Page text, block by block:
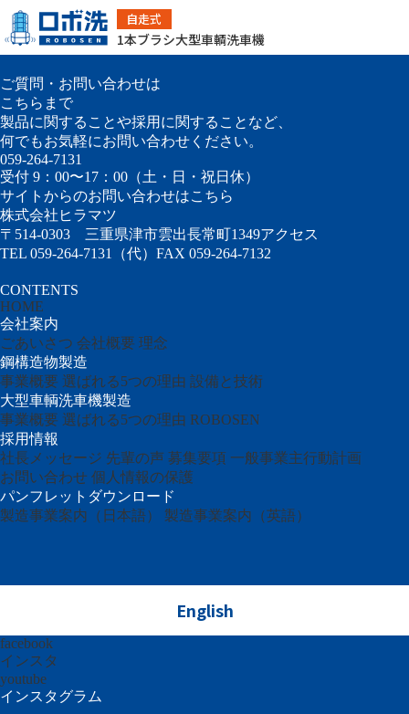
自走式
1本ブラシ大型車輌洗車機
どっかん
採用情報 お問い合わせ
ご質問・お問い合わせは
こちらまで
製品に関することや採用に関することなど、
何でもお気軽にお問い合わせください。
059-264-7131
受付 9：00〜17：00（土・日・祝日休）
サイトからのお問い合わせはこちら
株式会社ヒラマツ
〒514-0303 三重県津市雲出長常町1349アクセス
TEL 059-264-7131（代） FAX 059-264-7132
CONTENTS
HOME
会社案内
ごあいさつ 会社概要 理念
鋼構造物製造
事業概要 選ばれる5つの理由 設備と技術
大型車輌洗車機製造
事業概要 選ばれる5つの理由 ROBOSEN
採用情報
社長メッセージ 先輩の声 募集要項 一般事業主行動計画
お問い合わせ 個人情報の保護
パンフレットダウンロード
製造事業案内（日本語）
製造事業案内（英語）
English
facebook
インスタ
youtube
インスタグラム